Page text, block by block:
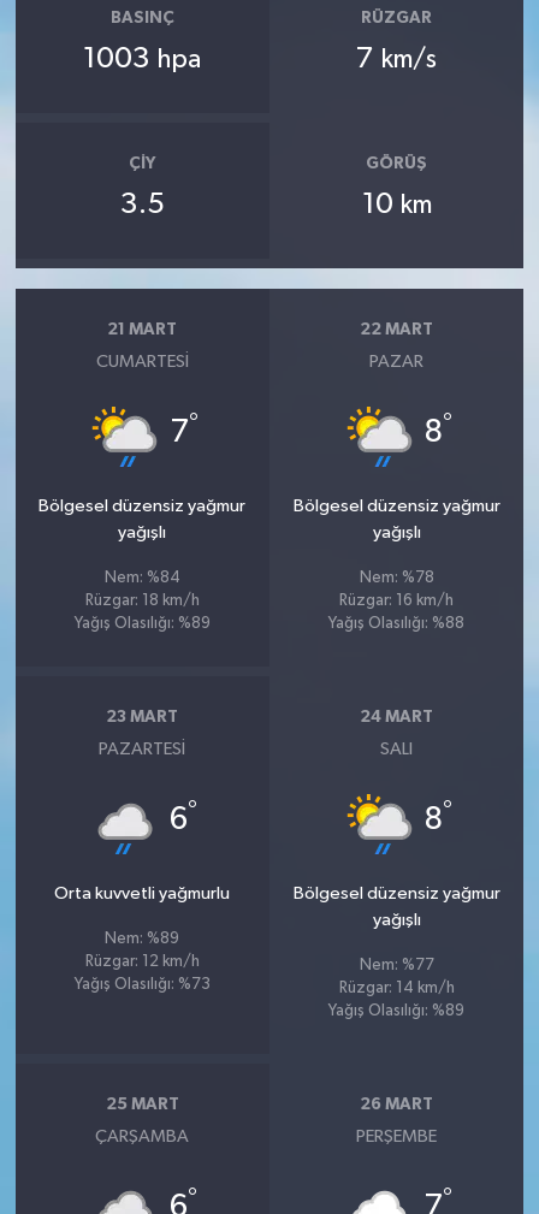
BASINÇ
1003 hpa
RÜZGAR
7 km/s
ÇIY
3.5
GÖRÜŞ
10 km
21 MART
CUMARTESI
7°
Bölgesel düzensiz yağmur
yağışlı
Nem: %84
Rüzgar: 18 km/h
Yağış Olasılığı: %89
22 MART
PAZAR
8°
Bölgesel düzensiz yağmur
yağışlı
Nem: %78
Rüzgar: 16 km/h
Yağış Olasılığı: %88
23 MART
PAZARTESI
6°
Orta kuvvetli yağmurlu
Nem: %89
Rüzgar: 12 km/h
Yağış Olasılığı: %73
24 MART
SALI
8°
Bölgesel düzensiz yağmur
yağışlı
Nem: %77
Rüzgar: 14 km/h
Yağış Olasılığı: %89
25 MART
ÇARŞAMBA
°
26 MART
PERŞEMBE
°